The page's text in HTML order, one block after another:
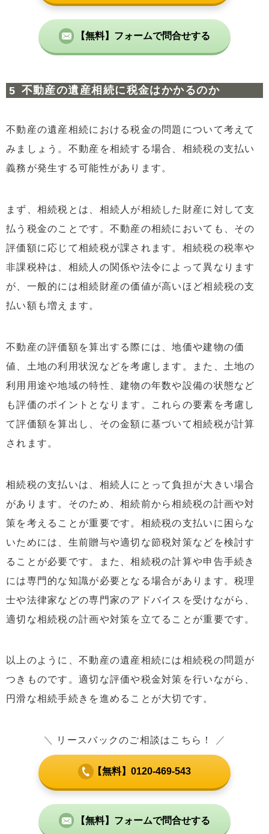
【無料】フォームで問合せする
不動産の遺産相続に税金はかかるのか
不動産の遺産相続における税金の問題について考えて
みましょう。不動産を相続する場合、相続税の支払い
義務が発生する可能性があります。
まず、相続税とは、相続人が相続した財産に対して支
払う税金のことです。不動産の相続においても、その
評価額に応じて相続税が課されます。相続税の税率や
非課税枠は、相続人の関係や法令によって異なります
が、一般的には相続財産の価値が高いほど相続税の支
払い額も増えます。
不動産の評価額を算出する際には、地価や建物の価
値、土地の利用状況などを考慮します。また、土地の
利用用途や地域の特性、建物の年数や設備の状態など
も評価のポイントとなります。これらの要素を考慮し
て評価額を算出し、その金額に基づいて相続税が計算
されます。
相続税の支払いは、相続人にとって負担が大きい場合
があります。そのため、相続前から相続税の計画や対
策を考えることが重要です。相続税の支払いに困らな
いためには、生前贈与や適切な節税対策などを検討す
ることが必要です。また、相続税の計算や申告手続き
には専門的な知識が必要となる場合があります。税理
士や法律家などの専門家のアドバイスを受けながら、
適切な相続税の計画や対策を立てることが重要です。
以上のように、不動産の遺産相続には相続税の問題が
つきものです。適切な評価や税金対策を行いながら、
円滑な相続手続きを進めることが大切です。
＼ リースバックのご相談はこちら！ ／
【無料】0120-469-543
【無料】フォームで問合せする